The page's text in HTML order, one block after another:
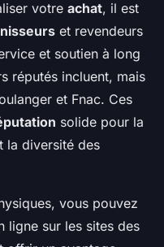
votre achat, il est
et revendeurs
et soutien à long
réputés incluent, mais
et Fnac. Ces
solide pour la
la diversité des
vous pouvez
ligne sur les sites des